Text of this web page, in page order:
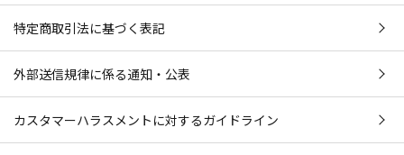
特定商取引法に基づく表記
外部送信規律に係る通知・公表
カスタマーハラスメントに対するガイドライン